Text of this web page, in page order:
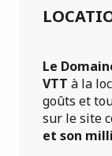
Le
VTT à la
goûts et
sur le site
et son